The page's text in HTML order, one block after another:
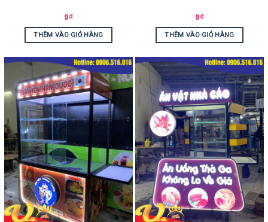
9₫
THÊM VÀO GIỎ HÀNG
9₫
THÊM VÀO GIỎ HÀNG